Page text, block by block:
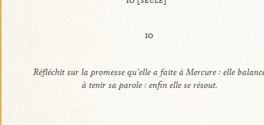
io
Réfléchit sur la promesse qu’elle a faite à Mercure : elle
à tenir sa parole : enfin elle se résout.